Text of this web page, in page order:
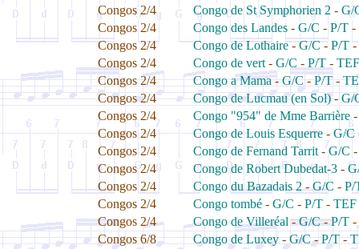
Congos 2/4
Congo de St Symphorien 2 - G/
Congos 2/4
Congo des Landes - G/C - P/T -
Congos 2/4
Congo de Lothaire-G/C-P/T-
Congos 2/4
Congo de vert - G/C - P/T - TEF
Congos 2/4
Congo a Mama-G/C-P/T-
Congos 2/4
Congo de Lucmau (en Sol)-G/
Congos 2/4
Congo "954" de Mme Barrière
Congos 2/4
Congo de Louis Esquerre-G/C
Congos 2/4
Congo de Fernand Tarrit -G/C
Congos 2/4
Congo de Robert Dubedat-3 -
Congos 2/4
Congo du Bazadais 2-G/C - P/
Congos 2/4
Congo tombé - G/C - P/T - TEF
Congos 2/4
Congo de Villeréal-G/C-P/T -
Congos 6/8
Congo de Luxey-G/C-P/T-